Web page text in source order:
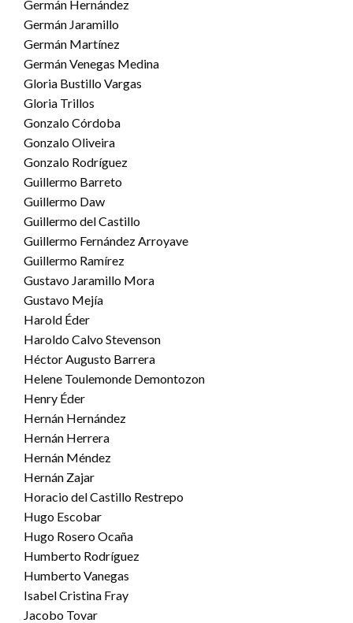
Germán Hernández
Germán Jaramillo
Germán Martínez
Germán Venegas Medina
Gloria Bustillo Vargas
Gloria Trillos
Gonzalo Córdoba
Gonzalo Oliveira
Gonzalo Rodríguez
Guillermo Barreto
Guillermo Daw
Guillermo del Castillo
Guillermo Fernández Arroyave
Guillermo Ramírez
Gustavo Jaramillo Mora
Gustavo Mejía
Harold Éder
Haroldo Calvo Stevenson
Héctor Augusto Barrera
Helene Toulemonde Demontozon
Henry Éder
Hernán Hernández
Hernán Herrera
Hernán Méndez
Hernán Zajar
Horacio del Castillo Restrepo
Hugo Escobar
Hugo Rosero Ocaña
Humberto Rodríguez
Humberto Vanegas
Isabel Cristina Fray
Jacobo Tovar